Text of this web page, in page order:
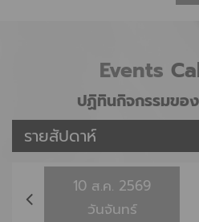
Events
ปฏิทินกิจกรรมขอ
รายสัปดาห์
10 ส.ค. 2569
วันจันทร์